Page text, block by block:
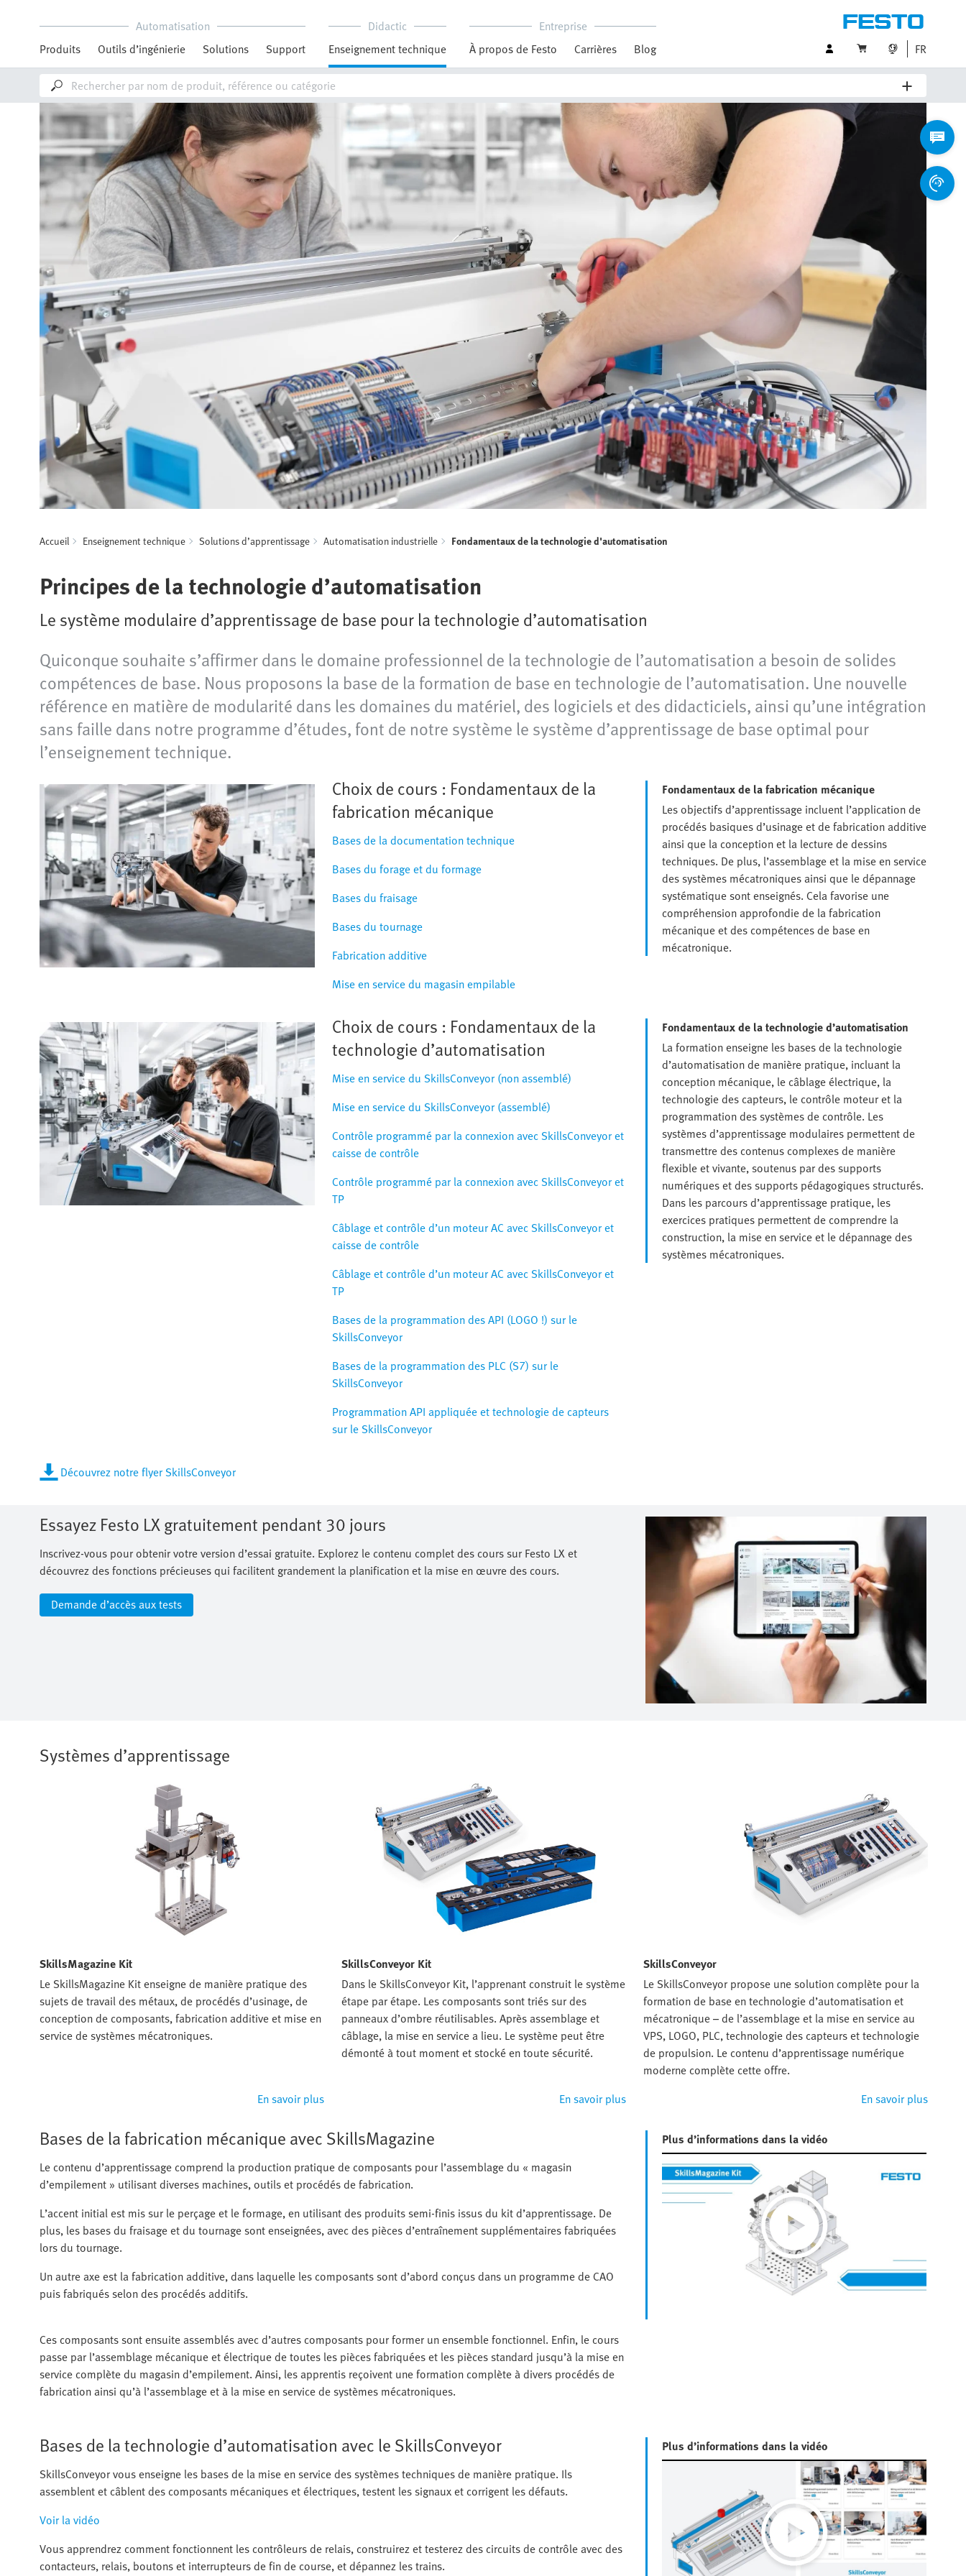
Automatisation
Produits
Outils d’ingénierie Solutions Support
Didactic
Enseignement technique
Entreprise
À propos de Festo
Carrières Blog FR
Accueil Enseignement technique Solutions d’apprentissage Automatisation industrielle Fondamentaux de la technologie d'automatisation
Principes de la technologie d’automatisation
Le système modulaire d’apprentissage de base pour la technologie d’automatisation
Quiconque souhaite s’affirmer dans le domaine professionnel de la technologie de l’automatisation a besoin de solides
compétences de base. Nous proposons la base de la formation de base en technologie de l’automatisation. Une nouvelle
référence en matière de modularité dans les domaines du matériel, des logiciels et des didacticiels, ainsi qu’une intégration
sans faille dans notre programme d’études, font de notre système le système d’apprentissage de base optimal pour
l’enseignement technique.
Choix de cours : Fondamentaux de la
fabrication mécanique
Bases de la documentation technique
Bases du forage et du formage
Bases du fraisage
Bases du tournage
Fabrication additive
Mise en service du magasin empilable
Fondamentaux de la fabrication mécanique
Les objectifs d’apprentissage incluent l’application de
procédés basiques d’usinage et de fabrication additive
ainsi que la conception et la lecture de dessins
techniques. De plus, l’assemblage et la mise en service
des systèmes mécatroniques ainsi que le dépannage
systématique sont enseignés. Cela favorise une
compréhension approfondie de la fabrication
mécanique et des compétences de base en
mécatronique.
Choix de cours : Fondamentaux de la
technologie d’automatisation
Mise en service du SkillsConveyor (non assemblé)
Mise en service du SkillsConveyor (assemblé)
Contrôle programmé par la connexion avec SkillsConveyor et
caisse de contrôle
Contrôle programmé par la connexion avec SkillsConveyor et
TP
Câblage et contrôle d’un moteur AC avec SkillsConveyor et
caisse de contrôle
Câblage et contrôle d’un moteur AC avec SkillsConveyor et
TP
Bases de la programmation des API (LOGO !) sur le
SkillsConveyor
Bases de la programmation des PLC (S7) sur le
SkillsConveyor
Programmation API appliquée et technologie de capteurs
sur le SkillsConveyor
Fondamentaux de la technologie d’automatisation
La formation enseigne les bases de la technologie
d’automatisation de manière pratique, incluant la
conception mécanique, le câblage électrique, la
technologie des capteurs, le contrôle moteur et la
programmation des systèmes de contrôle. Les
systèmes d’apprentissage modulaires permettent de
transmettre des contenus complexes de manière
flexible et vivante, soutenus par des supports
numériques et des supports pédagogiques structurés.
Dans les parcours d’apprentissage pratique, les
exercices pratiques permettent de comprendre la
construction, la mise en service et le dépannage des
systèmes mécatroniques.
Découvrez notre flyer SkillsConveyor
Essayez Festo LX gratuitement pendant 30 jours
Inscrivez-vous pour obtenir votre version d’essai gratuite. Explorez le contenu complet des cours sur Festo LX et
découvrez des fonctions précieuses qui facilitent grandement la planification et la mise en œuvre des cours.
Demande d’accès aux tests
Systèmes d’apprentissage
SkillsMagazine Kit
Le SkillsMagazine Kit enseigne de manière pratique des
sujets de travail des métaux, de procédés d’usinage, de
conception de composants, fabrication additive et mise en
service de systèmes mécatroniques.
En savoir plus
SkillsConveyor Kit
Dans le SkillsConveyor Kit, l’apprenant construit le système
étape par étape. Les composants sont triés sur des
panneaux d’ombre réutilisables. Après assemblage et
câblage, la mise en service a lieu. Le système peut être
démonté à tout moment et stocké en toute sécurité.
En savoir plus
SkillsConveyor
Le SkillsConveyor propose une solution complète pour la
formation de base en technologie d’automatisation et
mécatronique – de l’assemblage et la mise en service au
VPS, LOGO, PLC, technologie des capteurs et technologie
de propulsion. Le contenu d’apprentissage numérique
moderne complète cette offre.
En savoir plus
Bases de la fabrication mécanique avec SkillsMagazine
Le contenu d’apprentissage comprend la production pratique de composants pour l’assemblage du « magasin
d’empilement » utilisant diverses machines, outils et procédés de fabrication.
L’accent initial est mis sur le perçage et le formage, en utilisant des produits semi-finis issus du kit d’apprentissage. De
plus, les bases du fraisage et du tournage sont enseignées, avec des pièces d’entraînement supplémentaires fabriquées
lors du tournage.
Un autre axe est la fabrication additive, dans laquelle les composants sont d’abord conçus dans un programme de CAO
puis fabriqués selon des procédés additifs.
Ces composants sont ensuite assemblés avec d’autres composants pour former un ensemble fonctionnel. Enfin, le cours
passe par l’assemblage mécanique et électrique de toutes les pièces fabriquées et les pièces standard jusqu’à la mise en
service complète du magasin d’empilement. Ainsi, les apprentis reçoivent une formation complète à divers procédés de
fabrication ainsi qu’à l’assemblage et à la mise en service de systèmes mécatroniques.
Plus d’informations dans la vidéo
Play
Video
Bases de la technologie d’automatisation avec le SkillsConveyor
SkillsConveyor vous enseigne les bases de la mise en service des systèmes techniques de manière pratique. Ils
assemblent et câblent des composants mécaniques et électriques, testent les signaux et corrigent les défauts.
Voir la vidéo
Vous apprendrez comment fonctionnent les contrôleurs de relais, construirez et testerez des circuits de contrôle avec des
contacteurs, relais, boutons et interrupteurs de fin de course, et dépannez les trains.
Plus d’informations dans la vidéo
Play